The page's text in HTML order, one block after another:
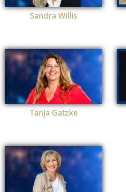
Sandra Willis
Tanja Gatzke